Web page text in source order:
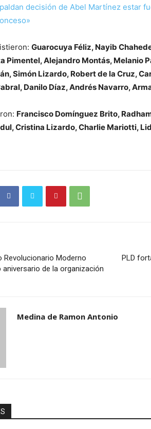
decisión de Abel Martínez estar
Guarocuya Féliz, Nayib
Pimentel, Alejandro Montás, Melanio
Simón Lizardo, Robert de la Cruz,
Danilo Díaz, Andrés Navarro,
Francisco Domínguez Brito,
Cristina Lizardo, Charlie Mariotti,
Revolucionario Moderno
de la organización
PLD
Medina de Ramon Antonio